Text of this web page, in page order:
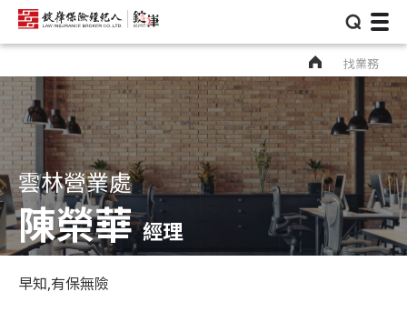
⌕
找業務
雲林營業處
陳榮華 經理
早知,有保無險